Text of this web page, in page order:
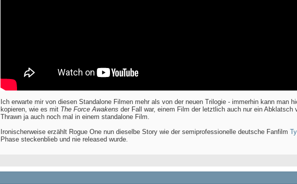
Ich erwarte mir von diesen Standalone Filmen mehr als von der neuen Trilogie - immerhin kann man
kopieren, wie es mit The Force Awakens der Fall war, einem Film der letztlich auch nur ein Abklatsch
Thrawn ja auch noch mal in einem standalone Film.
Ironischerweise erzählt Rogue One nun dieselbe Story wie der semiprofessionelle deutsche Fanfilm
Phase steckenblieb und nie released wurde.